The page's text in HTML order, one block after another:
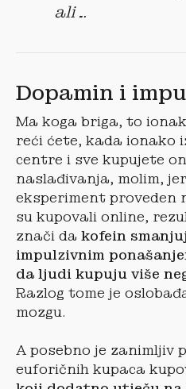
ali…
Dopamin i
Ma koga briga, to
reći ćete, kada ionako
centre i sve kupujete
naslađivanja, molim,
eksperiment proveden
su kupovali online,
znači da kofein
impulzivnim
da ljudi kupuju više
Razlog tome je
mozgu.
A posebno je zanimljiv
euforičnih kupaca